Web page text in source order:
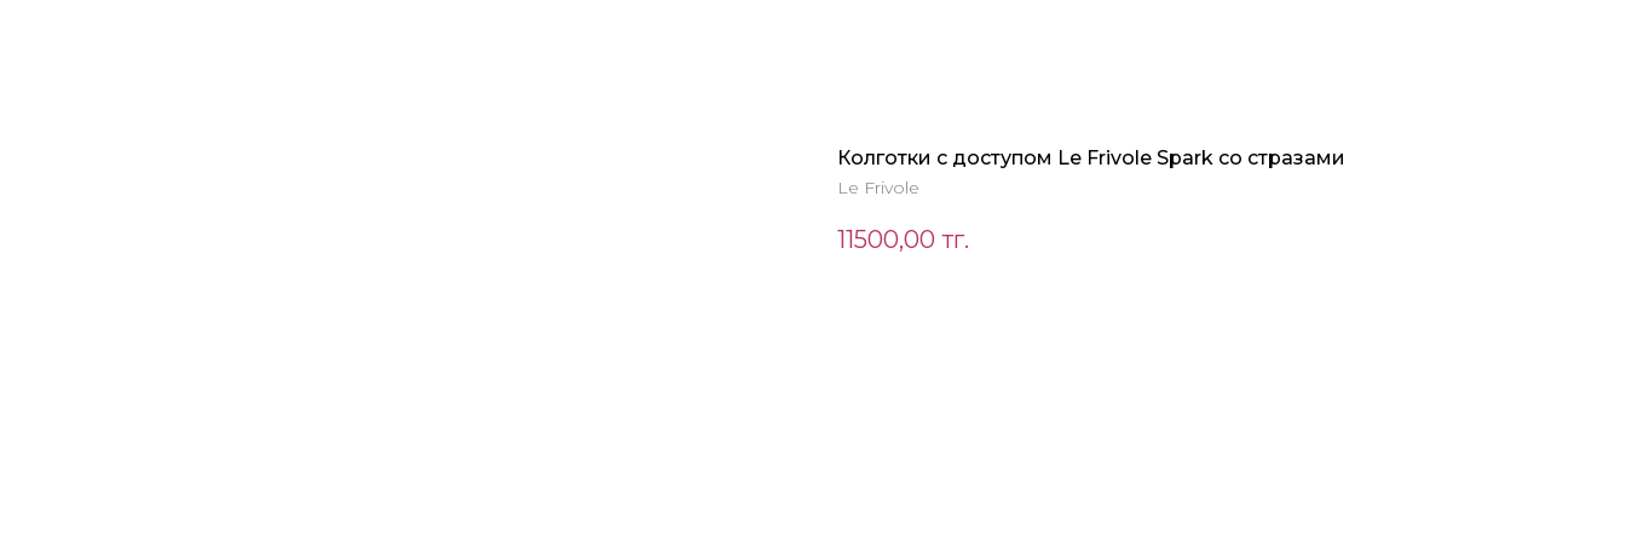
Колготки с доступом Le Frivole Spark со стразами
Le Frivole
11500,00 тг.